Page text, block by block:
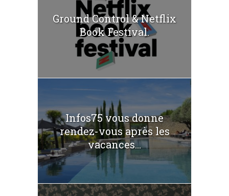
Ground Control & Netflix
Book Festival.
Infos75 vous donne
rendez-vous après les
vacances...